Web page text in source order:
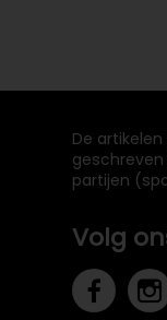
De
partijen
Volg